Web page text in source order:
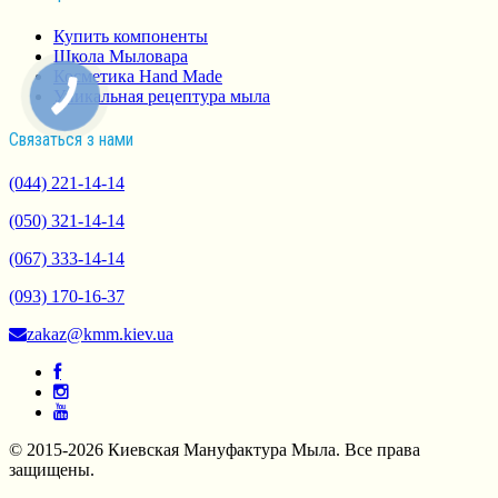
Купить компоненты
Школа Мыловара
Косметика Hand Made
Уникальная рецептура мыла
Связаться з нами
(044) 221-14-14
(050) 321-14-14
(067) 333-14-14
(093) 170-16-37
zakaz@kmm.kiev.ua
© 2015-2026 Киевская Мануфактура Мыла. Все права
защищены.